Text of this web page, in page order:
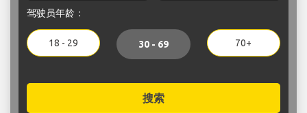
驾驶员年龄：
18 - 29 30 - 69 70+
搜索